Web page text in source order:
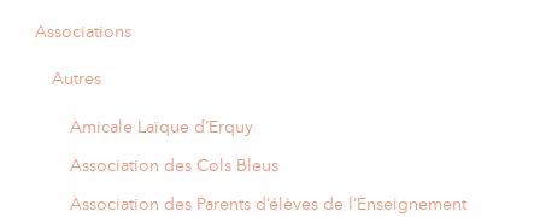
Associations
Autres
Amicale Laïque d’Erquy
Association des Cols Bleus
Association des Parents d’élèves de l’Enseignement